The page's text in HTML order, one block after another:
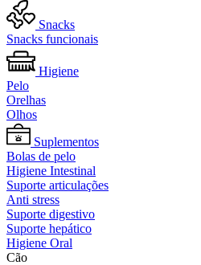
Snacks
Snacks funcionais
Higiene
Pelo
Orelhas
Olhos
Suplementos
Bolas de pelo
Higiene Intestinal
Suporte articulações
Anti stress
Suporte digestivo
Suporte hepático
Higiene Oral
Cão